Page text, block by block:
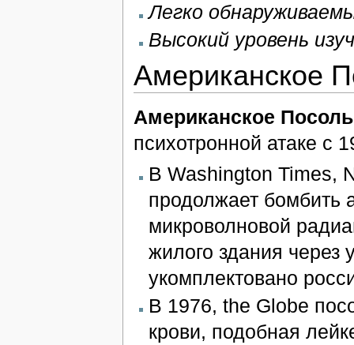
Легко
Высокий уровень
Американское
Американское
психотронной атаке с
В Washington Times,
продолжает бомбить
микроволновой
жилого здания через
укомплектовано
В 1976, the Globe
крови, подобная